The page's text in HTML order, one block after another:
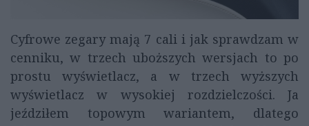
Cyfrowe zegary mają 7 cali i jak sprawdzam w
cenniku, w trzech uboższych wersjach to po
prostu wyświetlacz, a w trzech wyższych
wyświetlacz w wysokiej rozdzielczości. Ja
jeździłem topowym wariantem, dlatego